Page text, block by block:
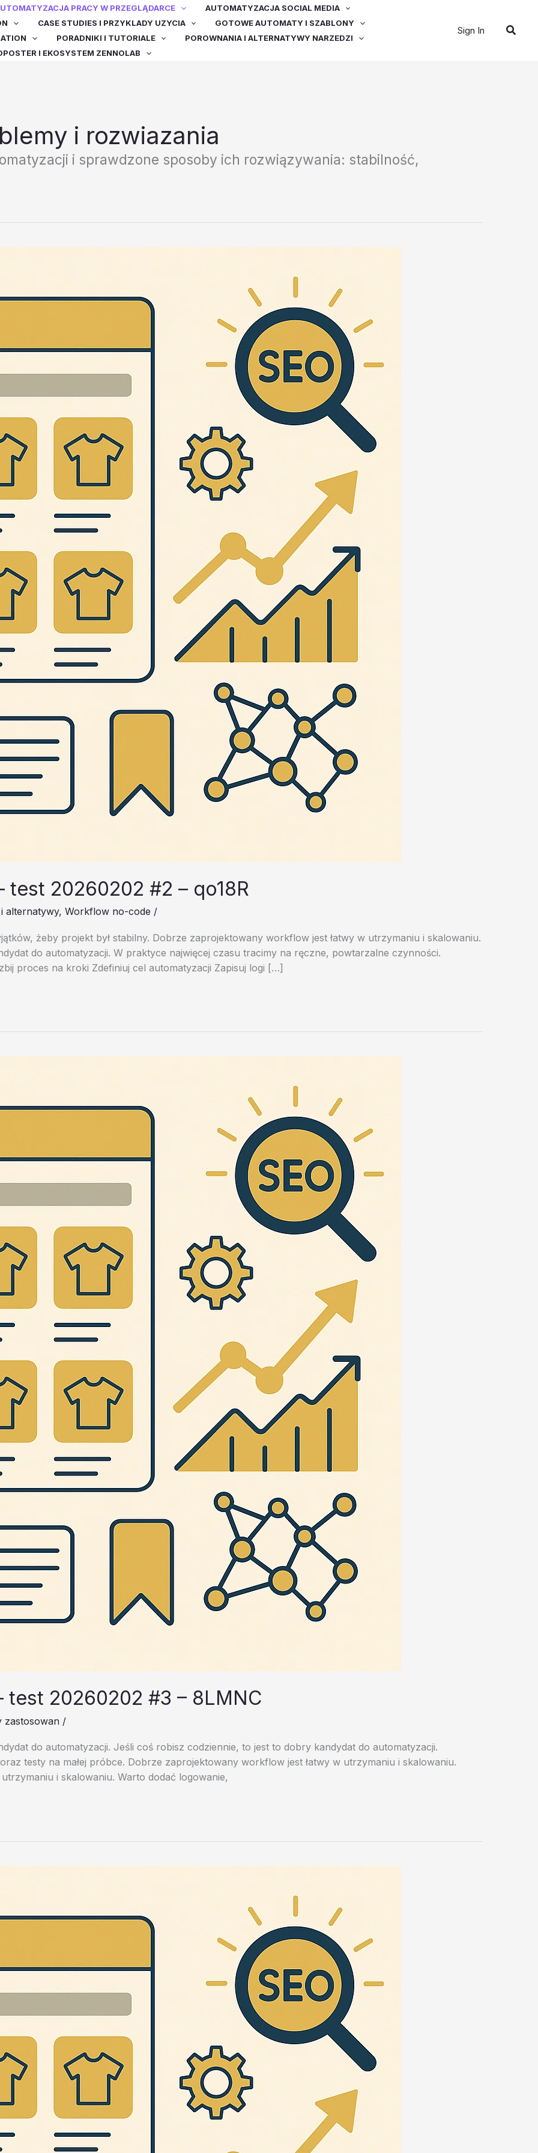
PRACY W PRZEGLĄDARCE
AUTOMATYZACJA SOCIAL MEDIA
CASE STUDIES I PRZYKLADY UZYCIA
GOTOWE AUTOMATY I SZABLONY
PORADNIKI I TUTORIALE
POROWNANIA I ALTERNATYWY NARZEDZI
I EKOSYSTEM ZENNOLAB
Sign In Szukaj
i rozwiazania
i sprawdzone sposoby ich rozwiązywania: stabilność,
test 20260202 #2 – qo18R
alternatywy, Workflow no-code /
żeby projekt był stabilny. Dobrze zaprojektowany workflow jest łatwy w utrzymaniu i skalowaniu.
do automatyzacji. W praktyce najwięcej czasu tracimy na ręczne, powtarzalne czynności.
proces na kroki Zdefiniuj cel automatyzacji Zapisuj logi […]
test 20260202 #3 – 8LMNC
zastosowan /
do automatyzacji. Jeśli coś robisz codziennie, to jest to dobry kandydat do automatyzacji.
testy na małej próbce. Dobrze zaprojektowany workflow jest łatwy w utrzymaniu i skalowaniu.
i skalowaniu. Warto dodać logowanie,